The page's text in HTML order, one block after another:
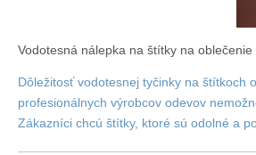
Dôležitosť vodotesnej tyčinky na štítkoch
profesionálnych výrobcov odevov
Zákazníci chcú štítky, ktoré sú odolné a